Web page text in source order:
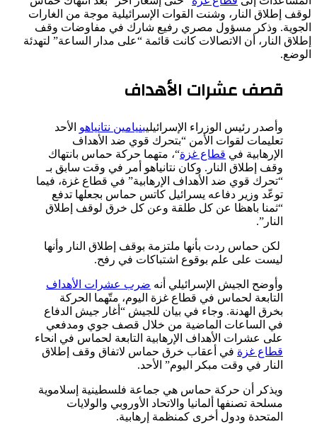
لوقف إطلاق النار، وشنت القوات الإسرائيلية موجة من الغارات
الجوية. وذكر مسؤول مصري رفيع شارك في مفاوضات وقف
إطلاق النار، أن الاتصالات كانت قائمة “على مدار الساعة” لتهدئة
الوضع.
قصف عشرات الأهداف
وأصدر رئيس الوزراء الإسرائيليبنيامين نتانياهو الأحد
تعليمات لقوات الأمن “بتحرك قوي ضد الأهداف
الإرهابية في قطاع غزة“، متهما حركة حماس بانتهاك
وقف إطلاق النار. وكان نتانياهو أمر في وقت سابق بـ
“تحرك قوي ضد الأهداف الإرهابية” في قطاع غزة، فيما
توعّد وزير دفاعه يسرائيل كاتس حماس بجعلها تدفع
“ثمنا باهظا عن كل طلقة وعن كل خرق لوقف إطلاق
النار”.
لكن حماس ردت بأنها ملتزمة بوقف إطلاق النار وأنها
ليست على علم بوقوع اشتباكات في رفح.
وأوضح الجيش الإسرائيلي أنه ضرب عشرات الأهداف
التابعة لحماس في قطاع غزة اليوم، متّهما الحركة
بخرق الهدنة. وجاء في بيان للجيش “أغار جيش الدفاع
في الساعات الماضية من خلال قصف جوي ومدفعي
على عشرات الأهداف الإرهابية التابعة لحماس في انحاء
قطاع غزة في أعقاب خرق حماس لاتفاق وقف إطلاق
النار في وقت مبكر اليوم” الأحد.
ويذكر أن حركة حماس هي جماعة فلسطينية إسلاموية
مسلحة تصنفها ألمانيا والاتحاد الأوروبي والولايات
المتحدة ودول أخرى كمنظمة إرهابية.